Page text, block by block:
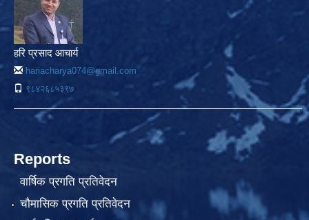
हरि प्रसाद आचार्य
hariacharya074@gmail.com
९८४२६८५३९७
Reports
वार्षिक प्रगति प्रतिवेदन
चौमासिक प्रगति प्रतिवेदन